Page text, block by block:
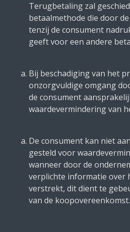
Terugbetaling zal
betaalmethode die door
tenzij de consument
geeft voor een andere
Bij beschadiging van het
onzorgvuldige omgang
de consument
waardevermindering van
De consument kan niet
gesteld voor
wanneer door de
verplichte informatie over
verstrekt, dit dient te
van de koopovereenkomst.